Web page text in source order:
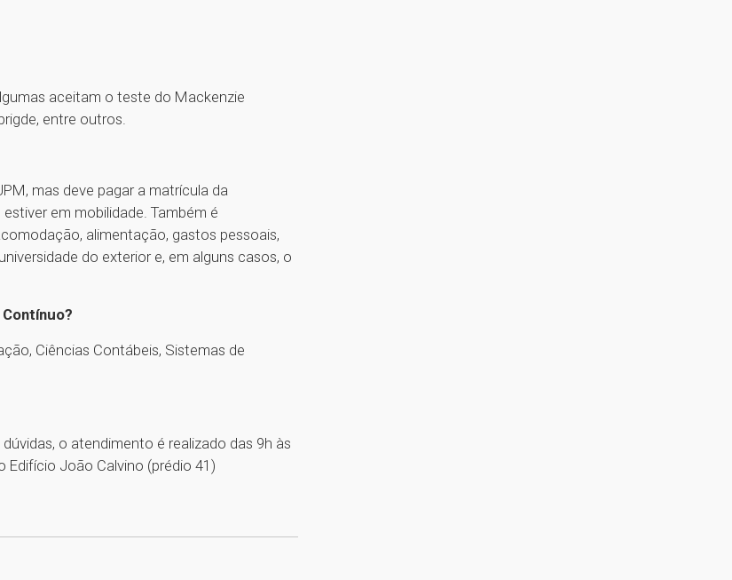
aceitam o teste do Mackenzie
entre outros.
mas deve pagar a matrícula da
em mobilidade. Também é
alimentação, gastos pessoais,
do exterior e, em alguns casos, o
Ciências Contábeis, Sistemas de
dúvidas, o atendimento é realizado das 9h às
João Calvino (prédio 41)